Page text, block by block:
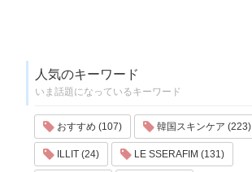
人気のキーワード
いま話題になっているキーワード
おすすめ (107) 韓国スキンケア (223)
ILLIT (24) LE SSERAFIM (131)